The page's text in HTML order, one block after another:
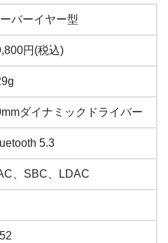
バーイヤー型
円(税込)
ダイナミックドライバー
5.3
、SBC、LDAC